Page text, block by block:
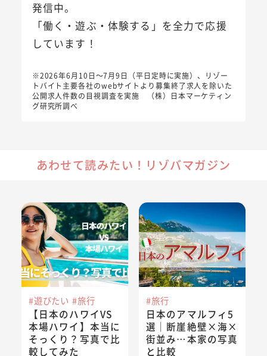
発信中。
「働く・遊ぶ・体験する」を全力で応援
しています！
※2026年6月10日～7月9日（平日定時に実施）、リゾー
トバイト主要各社のwebサイトより募集終了求人を除いた
公開求人件数の目視調査を実施 （株）日本マーケティン
グ研究所調べ
あわせて読みたい！リゾバマガジン
【日本のハワイVS本場ハワイ】本当にそっくり？写真で比較
#遊びたい #旅行
【日本のハワイVS
本場ハワイ】本当に
そっくり？写真で比
較してみた
日本のアマルフィ5選｜断崖
#旅行
日本のアマルフィ5
選｜断崖絶壁×海×
街並み…本家の写真
と比較